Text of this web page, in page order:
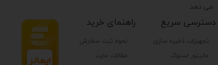
تعداد و جایگاه رادیاتورهای قابل پشتیبانی
تعداد و نوع فیلترهای گرد و غبار
تجهیزات ذخیره سازی
مانیتور استوک
دسترسی سریع راهنمای خرید
نحوه ثبت سفارش
مقالات مارت
می دهد.